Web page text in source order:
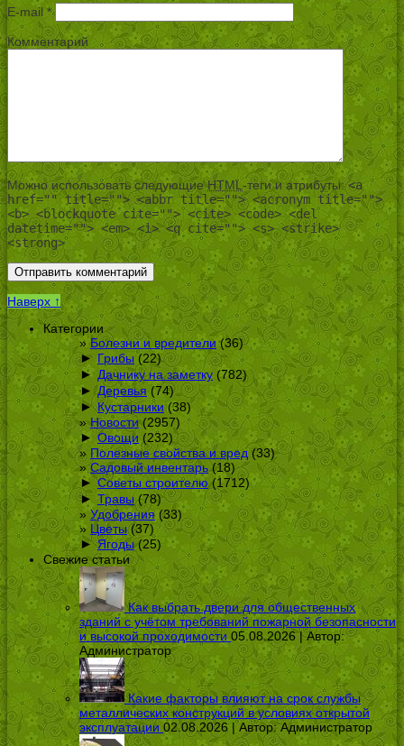
E-mail *
Комментарий
Можно использовать следующиеHTML-теги и атрибуты:<a
href="" title=""> <abbr title=""> <acronym title="">
<b> <blockquote cite=""> <cite> <code> <del
datetime=""> <em> <i> <q cite=""> <s> <strike>
<strong>
Наверх ↑
Категории
Болезни и вредители(36)
► Грибы(22)
► Дачнику на заметку (782)
► Деревья (74)
► Кустарники (38)
Новости(2957)
► Овощи (232)
Полезные свойства и вред(33)
Садовый инвентарь(18)
► Советы строителю(1712)
► Травы(78)
Удобрения (33)
Цветы(37)
► Ягоды(25)
Свежие статьи
Как выбрать двери для общественных
зданий с учётом требований пожарной безопасности
и высокой проходимости 05.08.2026 | Автор:
Администратор
Какие факторы влияют на срок службы
металлических конструкций в условиях открытой
эксплуатации 02.08.2026 | Автор:Администратор